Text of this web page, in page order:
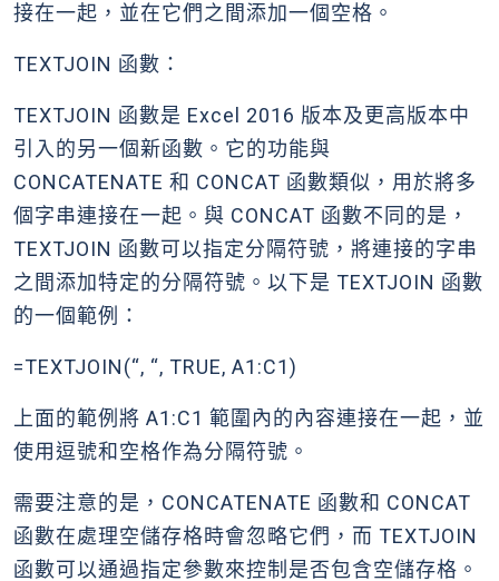
接在一起，並在它們之間添加一個空格。
TEXTJOIN 函數：
TEXTJOIN 函數是 Excel 2016 版本及更高版本中
引入的另一個新函數。它的功能與
CONCATENATE 和 CONCAT 函數類似，用於將多
個字串連接在一起。與 CONCAT 函數不同的是，
TEXTJOIN 函數可以指定分隔符號，將連接的字串
之間添加特定的分隔符號。以下是 TEXTJOIN 函數
的一個範例：
=TEXTJOIN(“, “, TRUE, A1:C1)
上面的範例將 A1:C1 範圍內的內容連接在一起，並
使用逗號和空格作為分隔符號。
需要注意的是，CONCATENATE 函數和 CONCAT
函數在處理空儲存格時會忽略它們，而 TEXTJOIN
函數可以通過指定參數來控制是否包含空儲存格。